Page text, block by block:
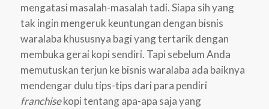
mengatasi masalah-masalah tadi. Siapa sih yang
tak ingin mengeruk keuntungan dengan bisnis
waralaba khususnya bagi yang tertarik dengan
membuka gerai kopi sendiri. Tapi sebelum Anda
memutuskan terjun ke bisnis waralaba ada baiknya
mendengar dulu tips-tips dari para pendiri
franchisekopi tentang apa-apa saja yang